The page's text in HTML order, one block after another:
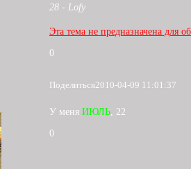
28 - Lofy
Эта тема не предназначена для
0
Поделиться2010-04-09 11:01:37
У меня ИЮЛЬ, 22
0